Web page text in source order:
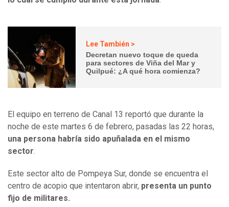
Lee También >
Decretan nuevo toque de queda
para sectores de Viña del Mar y
Quilpué: ¿A qué hora comienza?
El equipo en terreno de Canal 13 reportó que durante la
noche de este martes 6 de febrero, pasadas las 22 horas,
una persona habría sido apuñalada en el mismo
sector.
Este sector alto de Pompeya Sur, donde se encuentra el
centro de acopio que intentaron abrir, presenta un punto
fijo de militares.